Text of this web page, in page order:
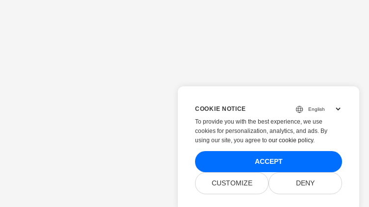
COOKIE NOTICE
To provide you with the best experience, we use
cookies for personalization, analytics, and ads. By
using our site, you agree to our cookie policy.
ACCEPT
CUSTOMIZE DENY